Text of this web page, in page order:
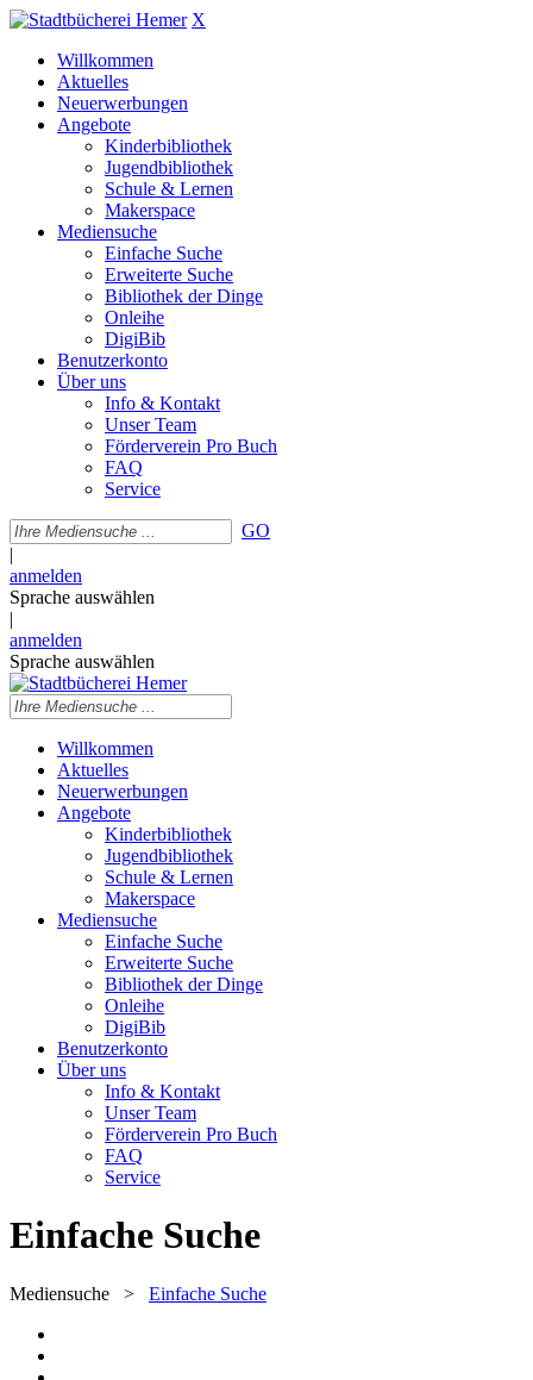
X
Willkommen
Aktuelles
Neuerwerbungen
Angebote
Kinderbibliothek
Jugendbibliothek
Schule & Lernen
Makerspace
Mediensuche
Einfache Suche
Erweiterte Suche
Bibliothek der Dinge
Onleihe
DigiBib
Benutzerkonto
Über uns
Info & Kontakt
Unser Team
Förderverein Pro Buch
FAQ
Service
GO
|
anmelden
Sprache auswählen
|
anmelden
Sprache auswählen
Willkommen
Aktuelles
Neuerwerbungen
Angebote
Kinderbibliothek
Jugendbibliothek
Schule & Lernen
Makerspace
Mediensuche
Einfache Suche
Erweiterte Suche
Bibliothek der Dinge
Onleihe
DigiBib
Benutzerkonto
Über uns
Info & Kontakt
Unser Team
Förderverein Pro Buch
FAQ
Service
Einfache Suche
Mediensuche > Einfache Suche